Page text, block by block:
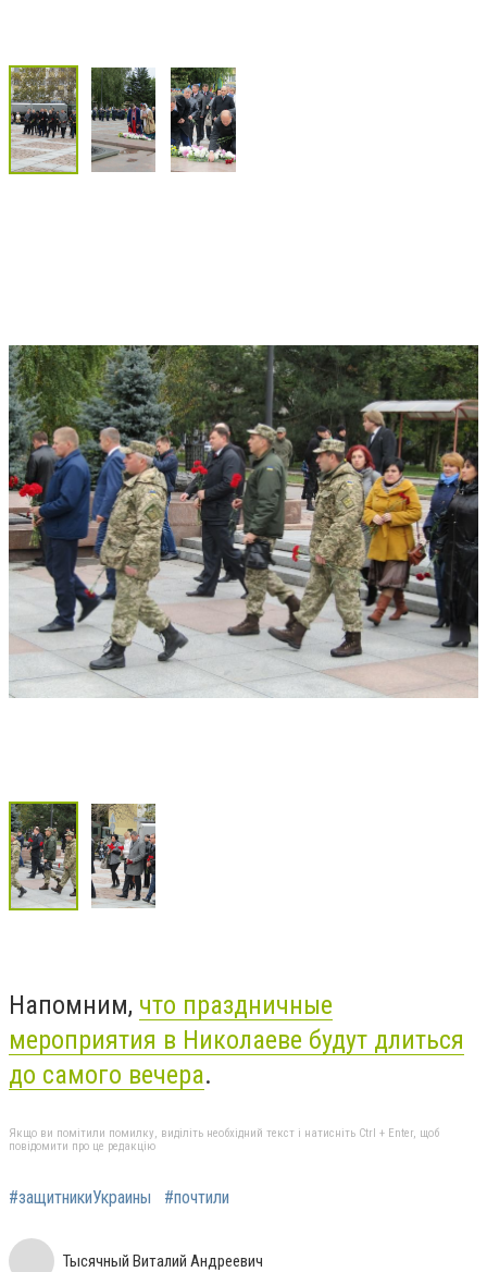
Напомним, что праздничные
мероприятия в Николаеве будут длиться
до самого вечера.
Якщо ви помітили помилку, виділіть необхідний текст і натисніть Ctrl + Enter, щоб
повідомити про це редакцію
#защитникиУкраины #почтили
Тысячный Виталий Андреевич